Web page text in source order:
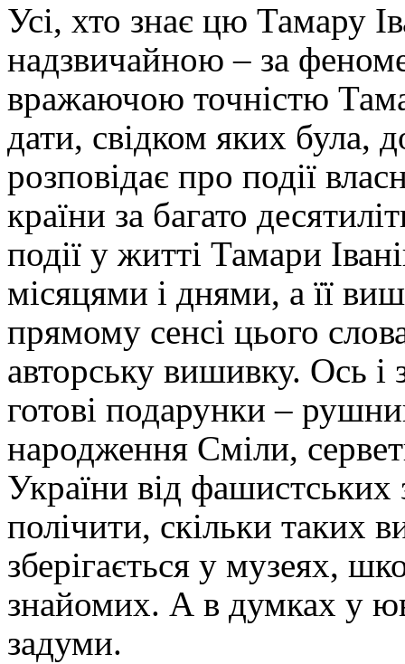
Усі, хто знає цю Тамару
надзвичайною – за
вражаючою точністю
дати, свідком яких
розповідає про події
країни за багато
події у житті Тамари
місяцями і днями, а її
прямому сенсі цього
авторську вишивку. Ось і
готові подарунки –
народження Сміли,
України від
полічити, скільки таких
зберігається у музеях,
знайомих. А в думках у
задуми.